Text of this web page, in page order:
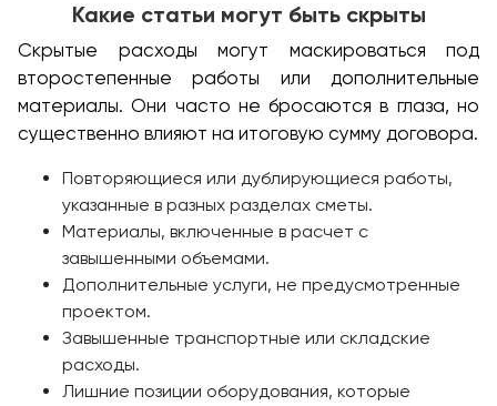
Какие статьи могут быть скрыты
Скрытые расходы могут маскироваться под
второстепенные работы или дополнительные
материалы. Они часто не бросаются в глаза, но
существенно влияют на итоговую сумму договора.
Повторяющиеся или дублирующиеся работы,
указанные в разных разделах сметы.
Материалы, включенные в расчет с
завышенными объемами.
Дополнительные услуги, не предусмотренные
проектом.
Завышенные транспортные или складские
расходы.
Лишние позиции оборудования, которые